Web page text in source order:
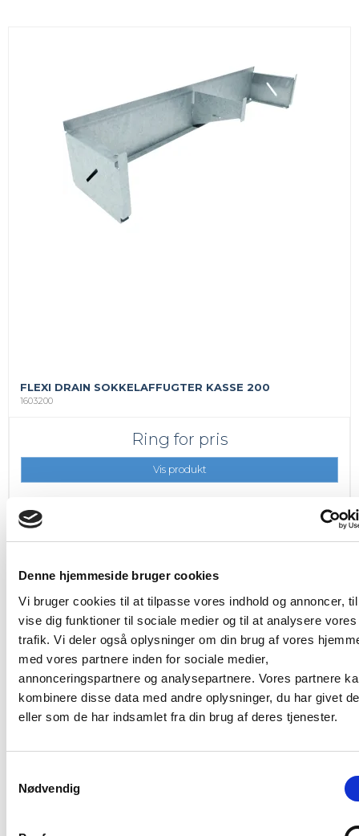
Denne hjemmeside bruger cookies
Vi bruger cookies til at tilpasse vores indhold og annoncer,
vise dig funktioner til sociale medier og til at analysere vores
trafik. Vi deler også oplysninger om din brug af vores
med vores partnere inden for sociale medier,
annonceringspartnere og analysepartnere. Vores partnere
kombinere disse data med andre oplysninger, du har givet
eller som de har indsamlet fra din brug af deres tjenester.
Nødvendig
FLEXI DRAIN SOKKELAFFUGTER KASSE 200
1603200
Ring for pris
Vis produkt